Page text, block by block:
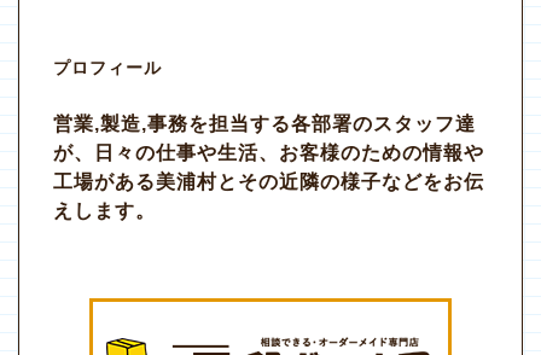
プロフィール
営業,製造,事務を担当する各部署のスタッフ達
が、日々の仕事や生活、お客様のための情報や
工場がある美浦村とその近隣の様子などをお伝
えします。